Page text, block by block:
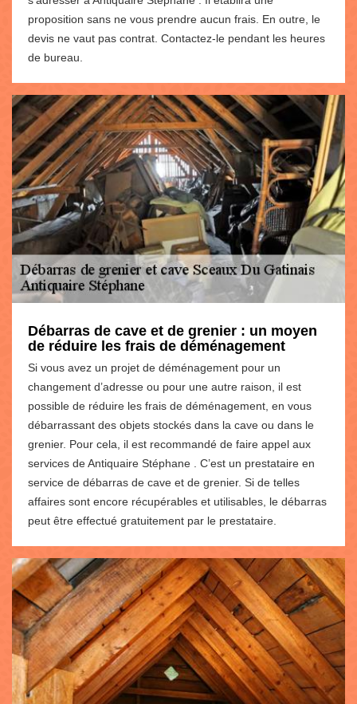
proposition sans ne vous prendre aucun frais. En outre, le
devis ne vaut pas contrat. Contactez-le pendant les heures
de bureau.
Débarras de cave et de grenier : un moyen
de réduire les frais de déménagement
Si vous avez un projet de déménagement pour un
changement d’adresse ou pour une autre raison, il est
possible de réduire les frais de déménagement, en vous
débarrassant des objets stockés dans la cave ou dans le
grenier. Pour cela, il est recommandé de faire appel aux
services de Antiquaire Stéphane . C’est un prestataire en
service de débarras de cave et de grenier. Si de telles
affaires sont encore récupérables et utilisables, le débarras
peut être effectué gratuitement par le prestataire.